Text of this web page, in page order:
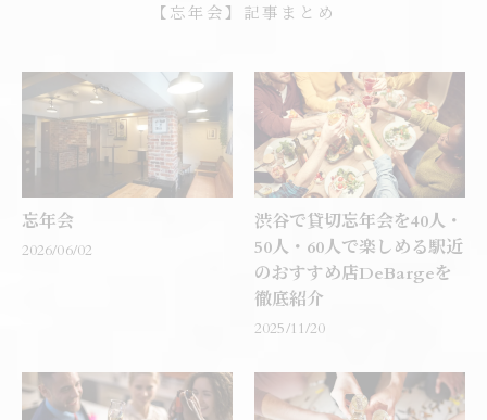
【忘年会】記事まとめ
忘年会
2026/06/02
渋谷で貸切忘年会を40人・
50人・60人で楽しめる駅近
のおすすめ店DeBargeを
徹底紹介
2025/11/20